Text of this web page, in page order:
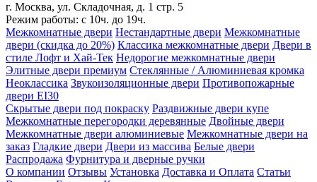
г. Москва, ул. Складочная, д. 1 стр. 5
Режим работы: с 10ч. до 19ч.
Межкомнатные двери Нестандартные двери Межкомнатные
двери (скидка до 20%) Классика межкомнатные двери Двери в
стиле Лофт и Хай-Тек Недорогие межкомнатные двери
Элитные двери премиум Стеклянные / Алюминиевая кромка
Неоклассика Звукоизоляционные двери Противопожарные
двери EI30
Скрытые двери под покраску Раздвижные двери купе
Межкомнатные перегородки деревянные Двойные двери
Межкомнатные двери алюминиевые Межкомнатные двери на
заказ Гладкие двери Двери из массива Белые двери
Распродажа Фурнитура и дверные ручки
О компании Отзывы Установка Доставка и Оплата Статьи